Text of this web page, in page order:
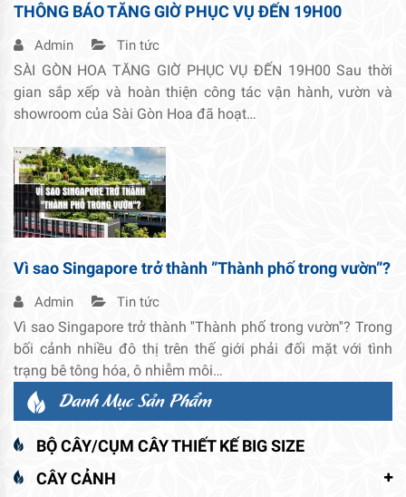
THÔNG BÁO TĂNG GIỜ PHỤC VỤ ĐẾN 19H00
Admin Tin tức
SÀI GÒN HOA TĂNG GIỜ PHỤC VỤ ĐẾN 19H00 Sau thời
gian sắp xếp và hoàn thiện công tác vận hành, vườn và
showroom của Sài Gòn Hoa đã hoạt…
Vì sao Singapore trở thành ”Thành phố trong vườn”?
Admin Tin tức
Vì sao Singapore trở thành ''Thành phố trong vườn''? Trong
bối cảnh nhiều đô thị trên thế giới phải đối mặt với tình
trạng bê tông hóa, ô nhiễm môi…
Danh Mục Sản Phẩm
BỘ CÂY/CỤM CÂY THIẾT KẾ BIG SIZE
CÂY CẢNH